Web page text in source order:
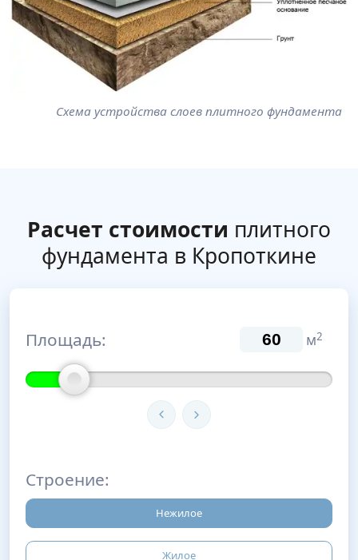
Схема устройства слоев плитного фундамента
Расчет стоимости плитного
фундамента в Кропоткине
Площадь: м2
Строение:
Нежилое
Жилое